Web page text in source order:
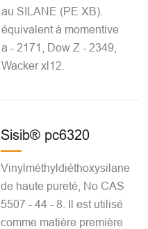
au SILANE (PE XB).
équivalent à momentive
a - 2171, Dow Z - 2349,
Wacker xl12.
Sisib® pc6320
Vinylméthyldiéthoxysilane
de haute pureté, No CAS
5507 - 44 - 8. Il est utilisé
comme matière première